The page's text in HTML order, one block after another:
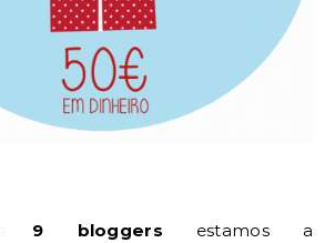
9 bloggers estamos a